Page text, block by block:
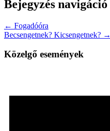
Bejegyzés navigáció
← Fogadóóra
Becsengetnek? Kicsengetnek? →
Közelgő események